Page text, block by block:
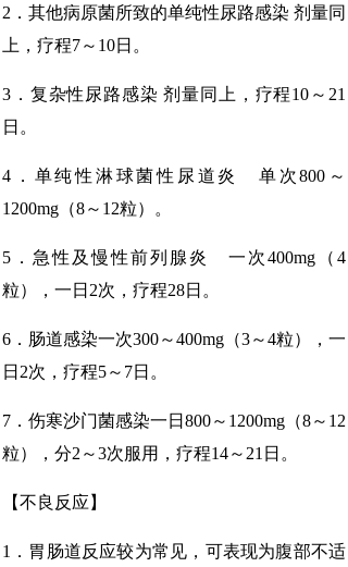
2．其他病原菌所致的单纯性尿路感染 剂量同
上，疗程7～10日。
3．复杂性尿路感染 剂量同上，疗程10～21
日。
4．单纯性淋球菌性尿道炎 单次800～
1200mg（8～12粒）。
5．急性及慢性前列腺炎 一次400mg（4
粒），一日2次，疗程28日。
6．肠道感染一次300～400mg（3～4粒），一
日2次，疗程5～7日。
7．伤寒沙门菌感染一日800～1200mg（8～12
粒），分2～3次服用，疗程14～21日。
【不良反应】
1．胃肠道反应较为常见，可表现为腹部不适